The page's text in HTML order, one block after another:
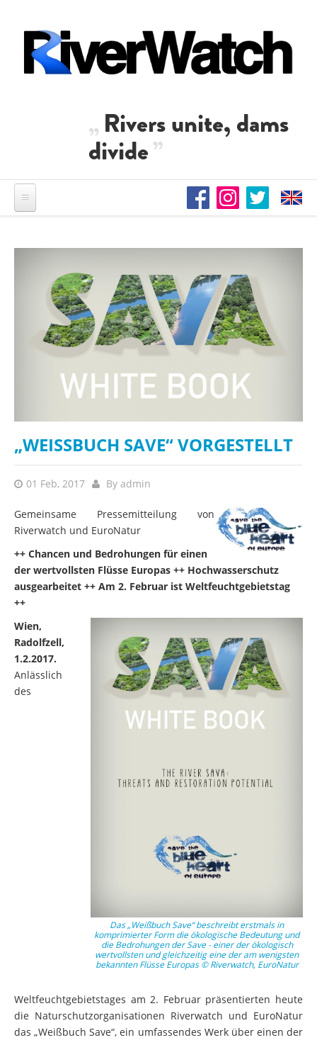
Rivers unite, dams
divide
„WEISSBUCH SAVE“ VORGESTELLT
01 Feb, 2017 By admin
Gemeinsame Pressemitteilung von
Riverwatch und EuroNatur
++ Chancen und Bedrohungen für einen
der wertvollsten Flüsse Europas ++ Hochwasserschutz
ausgearbeitet ++ Am 2. Februar ist Weltfeuchtgebietstag
++
Das „Weißbuch Save“ beschreibt erstmals in
komprimierter Form die ökologische Bedeutung und
die Bedrohungen der Save - einer der ökologisch
wertvollsten und gleichzeitig eine der am wenigsten
bekannten Flüsse Europas © Riverwatch, EuroNatur
Wien,
Radolfzell,
1.2.2017.
Anlässlich
des
Weltfeuchtgebietstages am 2. Februar präsentierten heute
die Naturschutzorganisationen Riverwatch und EuroNatur
das „Weißbuch Save“, ein umfassendes Werk über einen der